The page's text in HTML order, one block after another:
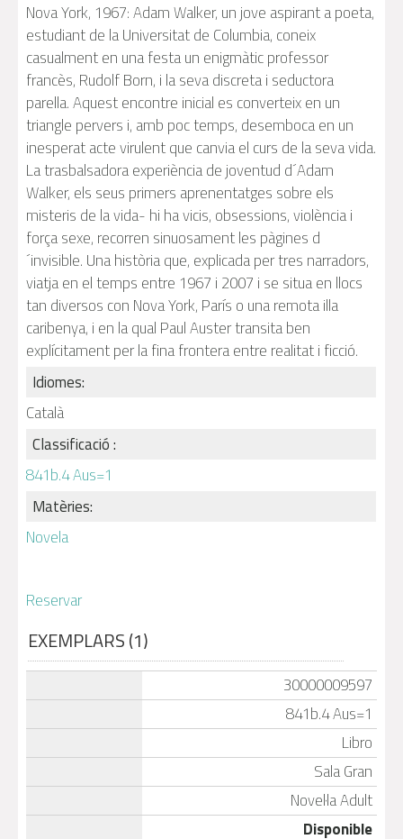
Nova York, 1967: Adam Walker, un jove aspirant a poeta,
estudiant de la Universitat de Columbia, coneix
casualment en una festa un enigmàtic professor
francès, Rudolf Born, i la seva discreta i seductora
parella. Aquest encontre inicial es converteix en un
triangle pervers i, amb poc temps, desemboca en un
inesperat acte virulent que canvia el curs de la seva vida.
La trasbalsadora experiència de joventud d´Adam
Walker, els seus primers aprenentatges sobre els
misteris de la vida- hi ha vicis, obsessions, violència i
força sexe, recorren sinuosament les pàgines d
´invisible. Una història que, explicada per tres narradors,
viatja en el temps entre 1967 i 2007 i se situa en llocs
tan diversos con Nova York, París o una remota illa
caribenya, i en la qual Paul Auster transita ben
explícitament per la fina frontera entre realitat i ficció.
Idiomes:
Català
Classificació :
841b.4 Aus=1
Matèries:
Novela
Reservar
EXEMPLARS (1)
30000009597
841b.4 Aus=1
Libro
Sala Gran
Novel·la Adult
Disponible